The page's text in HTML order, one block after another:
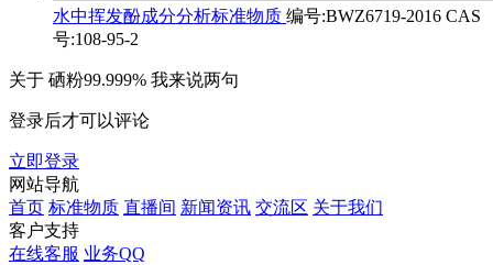
水中挥发酚成分分析标准物质 编号:BWZ6719-2016 CAS
号:108-95-2
关于 硒粉99.999% 我来说两句
登录后才可以评论
立即登录
网站导航
首页 标准物质 直播间 新闻资讯 交流区 关于我们
客户支持
在线客服 业务QQ